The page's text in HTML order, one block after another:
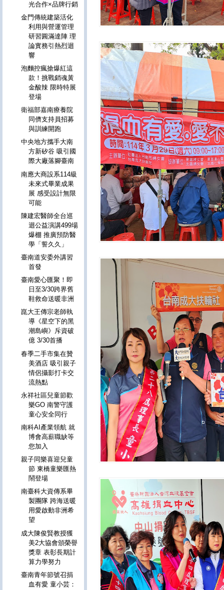
光合作×品牌行銷
金門傳統建築活化
利用與營運管理
研習圓滿達陣 理
論實務引熱烈迴
響
泡麵控瘋搶爆紅這
款！挑戰銷魂黃
金酸辣 限時特展
登場
衛福部嘉南療養院
同儕支持員招募
與訓練開跑
中央地方攜手大南
方新矽谷 吸引國
際大廠落腳臺南
南應大商設系114級
未來式畢業成果
展 感受設計無限
可能
陳建宏醫師全台巡
迴公益演講499場
爆棚 推廣預防醫
學「誓久久」
臺南道安委外講習
首發
臺南愛心匯聚！即
日至3/30跨界舊
鞋救命送暖非洲
崑大王傳宗老師執
導《星空下的黑
潮島嶼》斥資破
億 3/30首播
春季二手市集在贊
美酒店 吸引親子
情侶攝影打卡交
流熱點
永祥社區兒童節歡
樂GO 南警守護
童心安全同行
南科AI產業領航 就
博會高薪職缺等
您加入
親子同樂喜迎兒童
節 東橋童樂匯熱
鬧登場
南臺科大資傳系畢
製團隊 跨海送暖
用愛啟動非洲希
望
成大陳俊賢教授獲
美2大協會頒榮譽
獎章 表彰長期計
算力學努力
臺南青年節號召捐
血有愛 童小芸：